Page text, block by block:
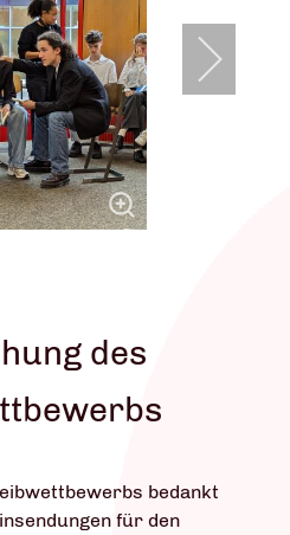
des
bedankt
für den